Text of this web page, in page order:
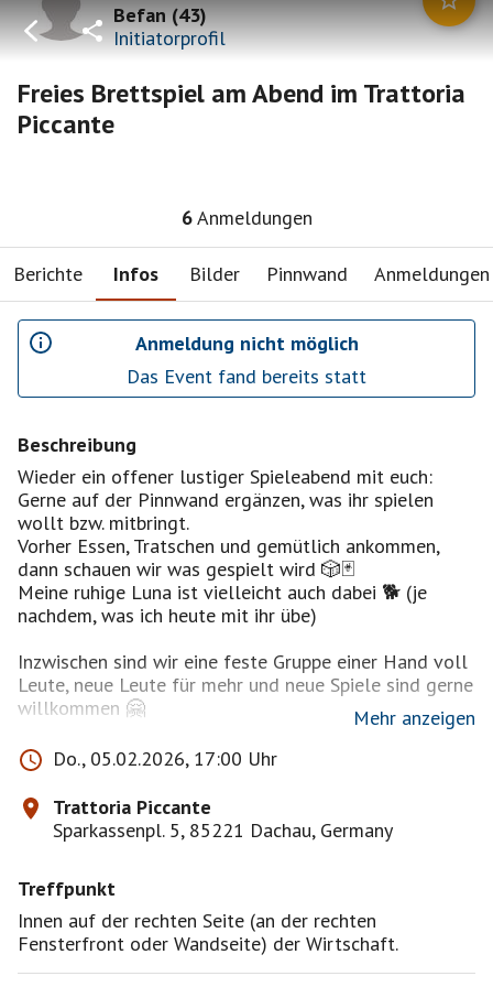
Befan(43)
Initiatorprofil
Freies Brettspiel am Abend im Trattoria
Piccante
6Anmeldungen
Berichte Infos Bilder Pinnwand Anmeldungen
Anmeldung nicht möglich
Das Event fand bereits statt
Beschreibung
Wieder ein offener lustiger Spieleabend mit euch:
Gerne auf der Pinnwand ergänzen, was ihr spielen
wollt bzw. mitbringt.
Vorher Essen, Tratschen und gemütlich ankommen,
dann schauen wir was gespielt wird 🎲🃏
Meine ruhige Luna ist vielleicht auch dabei 🐕 (je
nachdem, was ich heute mit ihr übe)
Inzwischen sind wir eine feste Gruppe einer Hand voll
Leute, neue Leute für mehr und neue Spiele sind gerne
willkommen 🤗
Ich selbst bringe mit (wie immer):
Meine Klassiker :)
Great Western Trail -
https://www.amazon.de/dp/B01MFG9RNV
Stone Age -
https://www.amazon.de/dp/B081SVNK1C
Mischwald -
Mischwald-Familienspiel-Kartenspiel-
Spieler/dp/B0CCQLZ77X
Legenden von Andor (gerne wieder mit fester Gruppe,
Mehr anzeigen
Do., 05.02.2026, 17:00 Uhr
Trattoria Piccante
Sparkassenpl. 5, 85221 Dachau, Germany
Treffpunkt
Innen auf der rechten Seite (an der rechten
Fensterfront oder Wandseite) der Wirtschaft.